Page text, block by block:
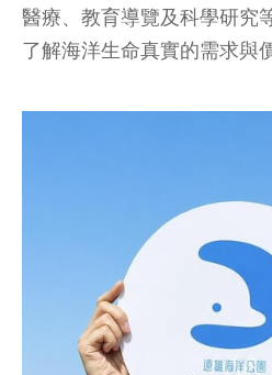
醫療、教育導覽及科學研究
了解海洋生命真實的需求與